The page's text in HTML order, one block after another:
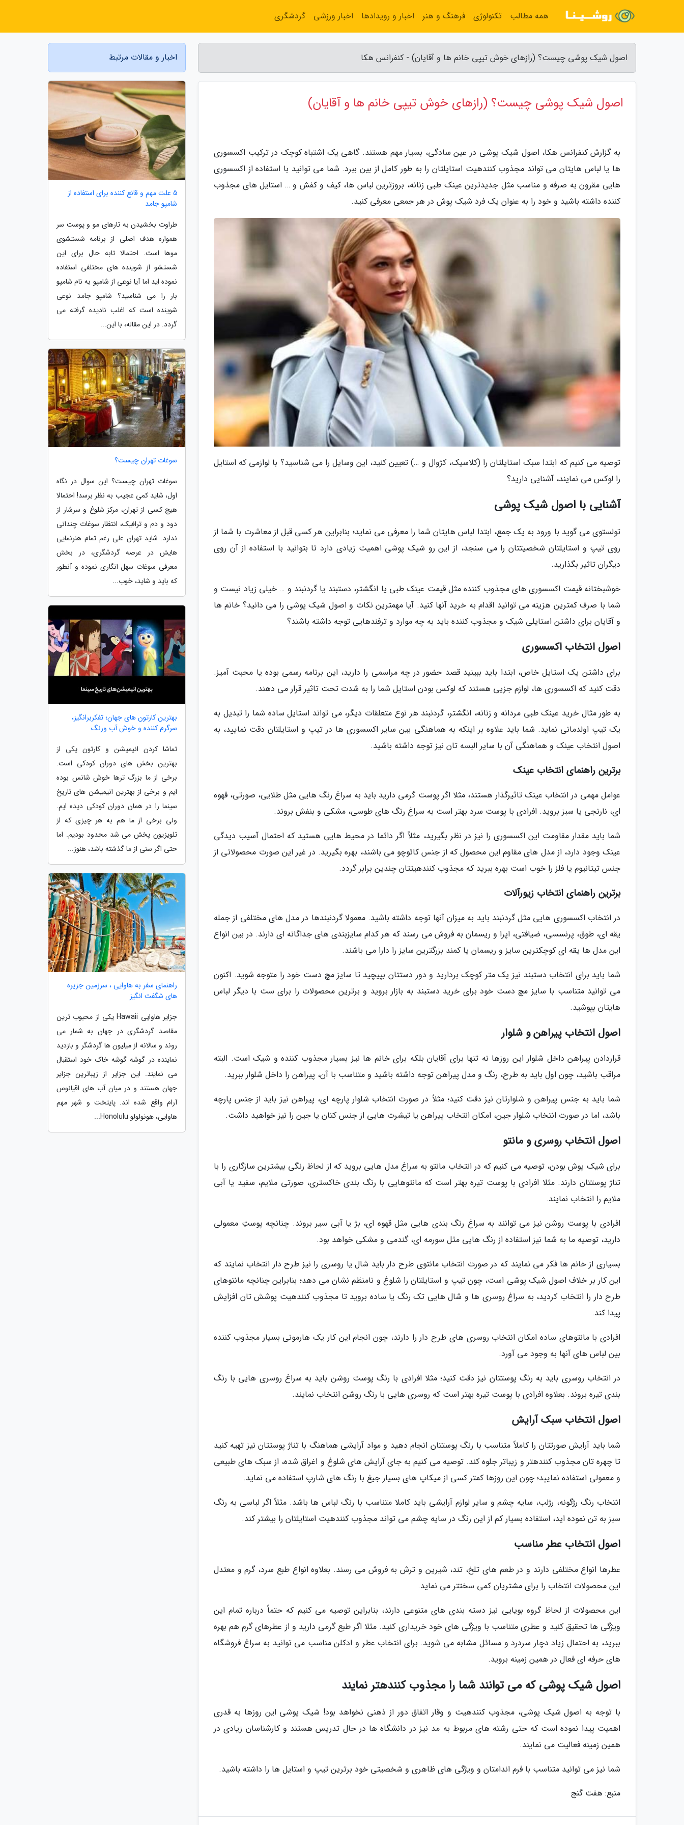
اصول شیک پوشی چیست؟ (رازهای خوش تیپی خانم ها و آقایان) - کنفرانس هکا
اصول شیک پوشی چیست؟ (رازهای خوش تیپی خانم ها و آقایان)
به گزارش کنفرانس هکا، اصول شیک پوشی در عین سادگی، بسیار مهم هستند. گاهی یک اشتباه کوچک در ترکیب اکسسوری
ها یا لباس هایتان می تواند مجذوب کنندهیت استایلتان را به طور کامل از بین ببرد. شما می توانید با استفاده از اکسسوری
هایی مقرون به صرفه و مناسب مثل جدیدترین عینک طبی زنانه، بروزترین لباس ها، کیف و کفش و … استایل های مجذوب
کننده داشته باشید و خود را به عنوان یک فرد شیک پوش در هر جمعی معرفی کنید.
توصیه می کنیم که ابتدا سبک استایلتان را (کلاسیک، کژوال و …) تعیین کنید، این وسایل را می شناسید؟ با لوازمی که استایل
را لوکس می نمایند، آشنایی دارید؟
آشنایی با اصول شیک پوشی
تولستوی می گوید با ورود به یک جمع، ابتدا لباس هایتان شما را معرفی می نماید؛ بنابراین هر کسی قبل از معاشرت با شما از
روی تیپ و استایلتان شخصیتتان را می سنجد، از این رو شیک پوشی اهمیت زیادی دارد تا بتوانید با استفاده از آن روی
دیگران تاثیر بگذارید.
خوشبختانه قیمت اکسسوری های مجذوب کننده مثل قیمت عینک طبی یا انگشتر، دستبند یا گردنبند و … خیلی زیاد نیست و
شما با صرف کمترین هزینه می توانید اقدام به خرید آنها کنید. آیا مهمترین نکات و اصول شیک پوشی را می دانید؟ خانم ها
و آقایان برای داشتن استایلی شیک و مجذوب کننده باید به چه موارد و ترفندهایی توجه داشته باشند؟
اصول انتخاب اکسسوری
برای داشتن یک استایل خاص، ابتدا باید ببینید قصد حضور در چه مراسمی را دارید، این برنامه رسمی بوده یا محبت آمیز.
دقت کنید که اکسسوری ها، لوازم جزیی هستند که لوکس بودن استایل شما را به شدت تحت تاثیر قرار می دهند.
به طور مثال خرید عینک طبی مردانه و زنانه، انگشتر، گردنبند هر نوع متعلقات دیگر، می تواند استایل ساده شما را تبدیل به
یک تیپ اولدمانی نماید. شما باید علاوه بر اینکه به هماهنگی بین سایر اکسسوری ها در تیپ و استایلتان دقت نمایید، به
اصول انتخاب عینک و هماهنگی آن با سایر البسه تان نیز توجه داشته باشید.
برترین راهنمای انتخاب عینک
عوامل مهمی در انتخاب عینک تاثیرگذار هستند، مثلا اگر پوست گرمی دارید باید به سراغ رنگ هایی مثل طلایی، صورتی، قهوه
ای، نارنجی یا سبز بروید. افرادی با پوست سرد بهتر است به سراغ رنگ های طوسی، مشکی و بنفش بروند.
شما باید مقدار مقاومت این اکسسوری را نیز در نظر بگیرید، مثلاً اگر دائما در محیط هایی هستید که احتمال آسیب دیدگی
عینک وجود دارد، از مدل های مقاوم این محصول که از جنس کائوچو می باشند، بهره بگیرید. در غیر این صورت محصولاتی از
جنس تیتانیوم یا فلز را خوب است بهره ببرید که مجذوب کنندهیتتان چندین برابر گردد.
برترین راهنمای انتخاب زیورآلات
در انتخاب اکسسوری هایی مثل گردنبند باید به میزان آنها توجه داشته باشید. معمولا گردنبندها در مدل های مختلفی از جمله
یقه ای، طوق، پرنسسی، ضیافتی، اپرا و ریسمان به فروش می رسند که هر کدام سایزبندی های جداگانه ای دارند. در بین انواع
این مدل ها یقه ای کوچکترین سایز و ریسمان یا کمند بزرگترین سایز را دارا می باشند.
شما باید برای انتخاب دستبند نیز یک متر کوچک بردارید و دور دستتان بپیچید تا سایز مچ دست خود را متوجه شوید. اکنون
می توانید متناسب با سایز مچ دست خود برای خرید دستبند به بازار بروید و برترین محصولات را برای ست با دیگر لباس
هایتان بپوشید.
اصول انتخاب پیراهن و شلوار
قراردادن پیراهن داخل شلوار این روزها نه تنها برای آقایان بلکه برای خانم ها نیز بسیار مجذوب کننده و شیک است. البته
مراقب باشید، چون اول باید به طرح، رنگ و مدل پیراهن توجه داشته باشید و متناسب با آن، پیراهن را داخل شلوار ببرید.
شما باید به جنس پیراهن و شلوارتان نیز دقت کنید؛ مثلاً در صورت انتخاب شلوار پارچه ای، پیراهن نیز باید از جنس پارچه
باشد، اما در صورت انتخاب شلوار جین، امکان انتخاب پیراهن یا تیشرت هایی از جنس کتان یا جین را نیز خواهید داشت.
اصول انتخاب روسری و مانتو
برای شیک پوش بودن، توصیه می کنیم که در انتخاب مانتو به سراغ مدل هایی بروید که از لحاظ رنگی بیشترین سازگاری را با
تناژ پوستتان دارند. مثلا افرادی با پوست تیره بهتر است که مانتوهایی با رنگ بندی خاکستری، صورتی ملایم، سفید یا آبی
ملایم را انتخاب نمایند.
افرادی با پوست روشن نیز می توانند به سراغ رنگ بندی هایی مثل قهوه ای، بژ یا آبی سیر بروند. چنانچه پوستِ معمولی
دارید، توصیه ما به شما نیز استفاده از رنگ هایی مثل سورمه ای، گندمی و مشکی خواهد بود.
بسیاری از خانم ها فکر می نمایند که در صورت انتخاب مانتوی طرح دار باید شال یا روسری را نیز طرح دار انتخاب نمایند که
این کار بر خلاف اصول شیک پوشی است، چون تیپ و استایلتان را شلوغ و نامنظم نشان می دهد؛ بنابراین چنانچه مانتوهای
طرح دار را انتخاب کردید، به سراغ روسری ها و شال هایی تک رنگ یا ساده بروید تا مجذوب کنندهیت پوشش تان افزایش
پیدا کند.
افرادی با مانتوهای ساده امکان انتخاب روسری های طرح دار را دارند، چون انجام این کار یک هارمونی بسیار مجذوب کننده
بین لباس های آنها به وجود می آورد.
در انتخاب روسری باید به رنگ پوستتان نیز دقت کنید؛ مثلا افرادی با رنگ پوست روشن باید به سراغ روسری هایی با رنگ
بندی تیره بروند. بعلاوه افرادی با پوست تیره بهتر است که روسری هایی با رنگ روشن انتخاب نمایند.
اصول انتخاب سبک آرایش
شما باید آرایش صورتتان را کاملاً متناسب با رنگ پوستتان انجام دهید و مواد آرایشی هماهنگ با تناژ پوستتان نیز تهیه کنید
تا چهره تان مجذوب کنندهتر و زیباتر جلوه کند. توصیه می کنیم به جای آرایش های شلوغ و اغراق شده، از سبک های طبیعی
و معمولی استفاده نمایید؛ چون این روزها کمتر کسی از میکاپ های بسیار جیغ با رنگ های شارپ استفاده می نماید.
انتخاب رنگ رژگونه، رژلب، سایه چشم و سایر لوازم آرایشی باید کاملا متناسب با رنگ لباس ها باشد. مثلاً اگر لباسی به رنگ
سبز به تن نموده اید، استفاده بسیار کم از این رنگ در سایه چشم می تواند مجذوب کنندهیت استایلتان را بیشتر کند.
اصول انتخاب عطر مناسب
عطرها انواع مختلفی دارند و در طعم های تلخ، تند، شیرین و ترش به فروش می رسند. بعلاوه انواع طبع سرد، گرم و معتدل
این محصولات انتخاب را برای مشتریان کمی سختتر می نماید.
این محصولات از لحاظ گروه بویایی نیز دسته بندی های متنوعی دارند، بنابراین توصیه می کنیم که حتماً درباره تمام این
ویژگی ها تحقیق کنید و عطری متناسب با ویژگی های خود خریداری کنید. مثلا اگر طبع گرمی دارید و از عطرهای گرم هم بهره
ببرید، به احتمال زیاد دچار سردرد و مسائل مشابه می شوید. برای انتخاب عطر و ادکلن مناسب می توانید به سراغ فروشگاه
های حرفه ای فعال در همین زمینه بروید.
اصول شیک پوشی که می توانند شما را مجذوب کنندهتر نمایند
با توجه به اصول شیک پوشی، مجذوب کنندهیت و وقار اتفاق دور از ذهنی نخواهد بود! شیک پوشی این روزها به قدری
اهمیت پیدا نموده است که حتی رشته های مربوط به مد نیز در دانشگاه ها در حال تدریس هستند و کارشناسان زیادی در
همین زمینه فعالیت می نمایند.
شما نیز می توانید متناسب با فرم اندامتان و ویژگی های ظاهری و شخصیتی خود برترین تیپ و استایل ها را داشته باشید.
منبع: هفت گنج
اخبار و مقالات مرتبط
5 علت مهم و قانع کننده برای استفاده از
شامپو جامد
طراوت بخشیدن به تارهای مو و پوست سر
همواره هدف اصلی از برنامه شستشوی
موها است. احتمالا تابه حال برای این
شستشو از شوینده های مختلفی استفاده
نموده اید اما آیا نوعی از شامپو به نام شامپو
بار را می شناسید؟ شامپو جامد نوعی
شوینده است که اغلب نادیده گرفته می
گردد. در این مقاله، با این...
سوغات تهران چیست؟
سوغات تهران چیست؟ این سوال در نگاه
اول، شاید کمی عجیب به نظر برسد! احتمالا
هیچ کسی از تهران، مرکز شلوغ و سرشار از
دود و دم و ترافیک، انتظار سوغات چندانی
ندارد. شاید تهران علی رغم تمام هنرنمایی
هایش در عرصه گردشگری، در بخش
معرفی سوغات سهل انگاری نموده و آنطور
که باید و شاید، خوب...
بهترین کارتون های جهان؛ تفکربرانگیز،
سرگرم کننده و خوش آب ورنگ
تماشا کردن انیمیشن و کارتون یکی از
بهترین بخش های دوران کودکی است.
برخی از ما بزرگ ترها خوش شانس بوده
ایم و برخی از بهترین انیمیشن های تاریخ
سینما را در همان دوران کودکی دیده ایم.
ولی برخی از ما هم به هر چیزی که از
تلویزیون پخش می شد محدود بودیم. اما
حتی اگر سنی از ما گذشته باشد، هنوز...
راهنمای سفر به هاوایی ، سرزمین جزیره
های شگفت انگیز
جزایر هاوایی Hawaii یکی از محبوب ترین
مقاصد گردشگری در جهان به شمار می
روند و سالانه از میلیون ها گردشگر و بازدید
نماینده در گوشه گوشه خاک خود استقبال
می نمایند. این جزایر از زیباترین جزایر
جهان هستند و در میان آب های اقیانوس
آرام واقع شده اند. پایتخت و شهر مهم
هاوایی، هونولولو Honolulu...
همه مطالب تکنولوژی فرهنگ و هنر اخبار و رویدادها اخبار ورزشی گردشگری